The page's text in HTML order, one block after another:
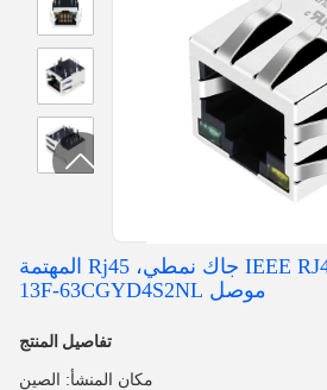
فضي معدني IEEE RJ45 جاك نمطي، Rj45 المهتمة
موصل 13F-63CGYD4S2NL
تفاصيل المنتج
مكان المنشأ: الصين